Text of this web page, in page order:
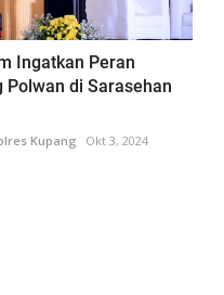
Ingatkan Peran
Polwan di Sarasehan
Kupang
Okt 3, 2024